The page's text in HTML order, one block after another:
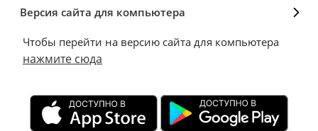
Версия сайта для компьютера
Чтобы перейти на версию сайта для компьютера
нажмите сюда